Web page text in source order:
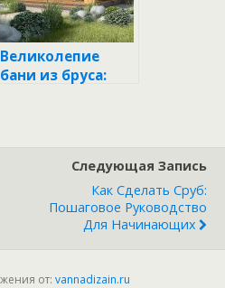
Великолепие
бани из бруса:
Следующая Запись
Как Сделать Сруб:
Пошаговое Руководство
Для Начинающих
от: vannadizain.ru